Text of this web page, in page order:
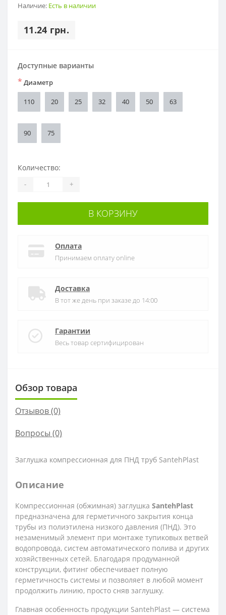
Наличие: Есть в наличии
11.24 грн.
Доступные варианты
* Диаметр
110 20 25 32 40 50 63
90 75
Количество:
- +
В КОРЗИНУ
Оплата
Принимаем оплату online
Доставка
В тот же день при заказе до 14:00
Гарантии
Весь товар сертифицирован
Обзор товара
Отзывов (0)
Вопросы (0)
Заглушка компрессионная для ПНД труб SantehPlast
Описание
Компрессионная (обжимная) заглушка SantehPlast
предназначена для герметичного закрытия конца
трубы из полиэтилена низкого давления (ПНД). Это
незаменимый элемент при монтаже тупиковых ветвей
водопровода, систем автоматического полива и других
хозяйственных сетей. Благодаря продуманной
конструкции, фитинг обеспечивает полную
герметичность системы и позволяет в любой момент
продолжить линию, просто сняв заглушку.
Главная особенность продукции SantehPlast — система